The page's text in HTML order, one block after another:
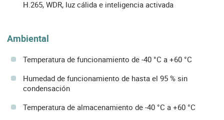
H.265, WDR, luz cálida e inteligencia activada
Ambiental
Temperatura de funcionamiento de -40 °C a +60 °C
Humedad de funcionamiento de hasta el 95 % sin
condensación
Temperatura de almacenamiento de -40 °C a +60 °C